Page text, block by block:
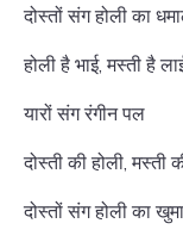
दोस्तों संग होली का
होली है भाई, मस्ती है
यारों संग रंगीन पल
दोस्ती की होली, मस्ती
दोस्तों संग होली का